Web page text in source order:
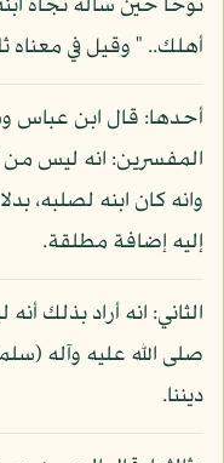
نوحا حين سأله نجاة
أهلك.. " وقيل في معناه
أحدها: قال ابن عباس
المفسرين: انه ليس
وانه كان ابنه لصلبه،
إليه إضافة مطلقة.
الثاني: انه أراد بذلك
صلى الله عليه وآله
ديننا.